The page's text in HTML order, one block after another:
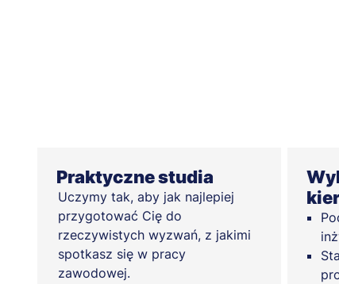
Praktyczne studia
Uczymy tak, aby jak najlepiej
przygotować Cię do
rzeczywistych wyzwań, z jakimi
spotkasz się w pracy
zawodowej.